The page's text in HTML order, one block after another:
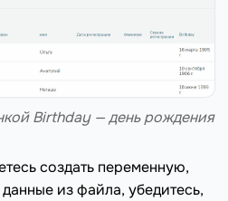
Birthday — день рождения
создать переменную,
из файла, убедитесь,